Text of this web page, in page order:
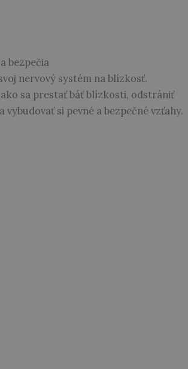
bezpečia
nervový systém na blízkosť.
sa prestať báť blízkosti, odstrániť
vybudovať si pevné a bezpečné vzťahy.